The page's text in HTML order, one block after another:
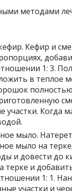
методами
Кефир и
1: 3.
в теплое
участки. Когда
мыло.
мыло на
и довести до
терке и
1: 1.
участки и